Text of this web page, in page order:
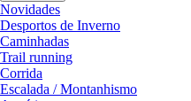
Novidades
Desportos de Inverno
Caminhadas
Trail running
Corrida
Escalada / Montanhismo